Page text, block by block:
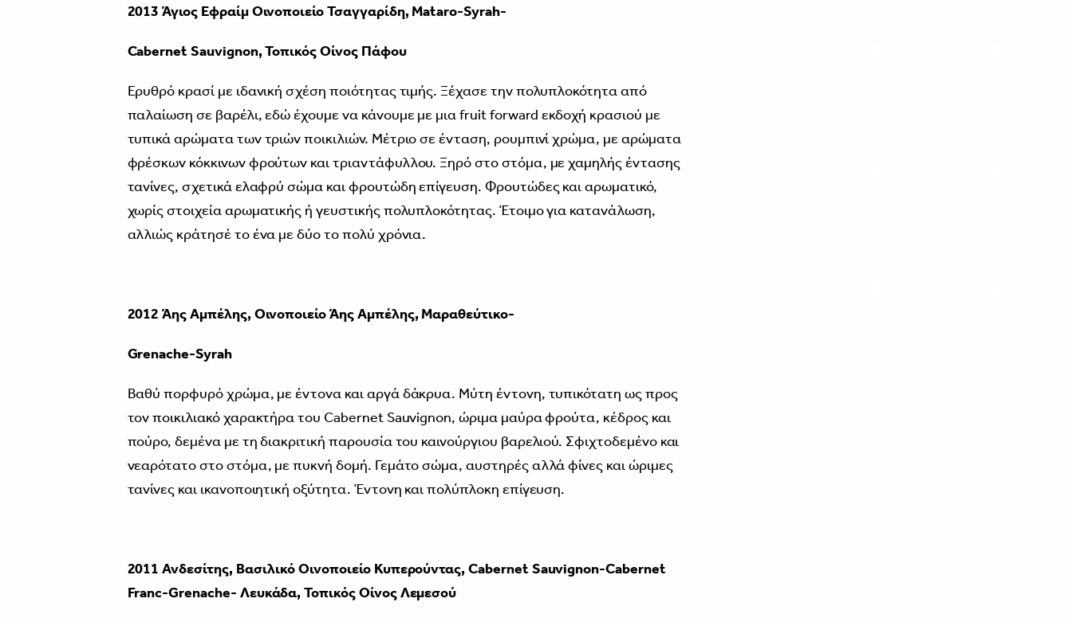
2013 Άγιος Εφραίμ ΟινοποιείοΤσαγγαρίδη, Mataro-Syrah-
Cabernet Sauvignon, ΤοπικόςΟίνος Πάφου
Ερυθρό κρασί με ιδανική σχέση ποιότητας τιμής. Ξέχασε την πολυπλοκότητα από
παλαίωση σε βαρέλι, εδώ έχουμε να κάνουμε με μια fruit forward εκδοχή κρασιού με
τυπικά αρώματα των τριών ποικιλιών. Μέτριο σε ένταση, ρουμπινί χρώμα, με αρώματα
φρέσκων κόκκινων φρούτων και τριαντάφυλλου. Ξηρό στο στόμα, με χαμηλής έντασης
τανίνες, σχετικά ελαφρύ σώμα και φρουτώδη επίγευση. Φρουτώδες και αρωματικό,
χωρίς στοιχεία αρωματικής ή γευστικής πολυπλοκότητας. Έτοιμο για κατανάλωση,
αλλιώς κράτησέ το ένα με δύο το πολύ χρόνια.
2012 Άης Αμπέλης, ΟινοποιείοΆης Αμπέλης, Μαραθεύτικο-
Grenache-Syrah
Βαθύ πορφυρό χρώμα, με έντονα και αργά δάκρυα. Μύτη έντονη, τυπικότατη ως προς
τον ποικιλιακό χαρακτήρα του Cabernet Sauvignon, ώριμα μαύρα φρούτα, κέδρος και
πούρο, δεμένα με τη διακριτική παρουσία του καινούργιου βαρελιού. Σφιχτοδεμένο και
νεαρότατο στο στόμα, με πυκνή δομή. Γεμάτο σώμα, αυστηρές αλλά φίνες και ώριμες
τανίνες και ικανοποιητική οξύτητα. Έντονη και πολύπλοκη επίγευση.
2011 Ανδεσίτης, Βασιλικό Οινοποιείο Κυπερούντας, CabernetSauvignon-Cabernet
Franc-Grenache- Λευκάδα, ΤοπικόςΟίνος Λεμεσού